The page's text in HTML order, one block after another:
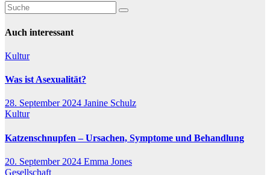
Auch interessant
Kultur
Was ist Asexualität?
28. September 2024 Janine Schulz
Kultur
Katzenschnupfen – Ursachen, Symptome und Behandlung
20. September 2024 Emma Jones
Gesellschaft